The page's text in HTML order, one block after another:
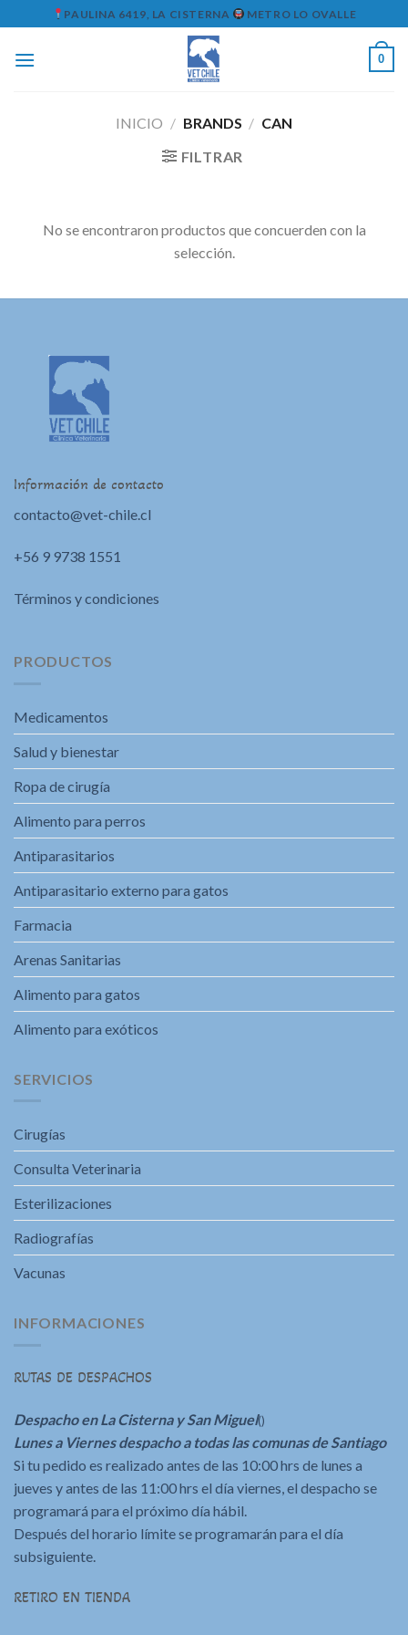
to
content
PAULINA 6419, LA CISTERNA METRO LO OVALLE
0
INICIO / BRANDS / CAN
FILTRAR
No se encontraron productos que concuerden con la
selección.
Información de contacto
contacto@vet-chile.cl
+56 9 9738 1551
Términos y condiciones
PRODUCTOS
Medicamentos
Salud y bienestar
Ropa de cirugía
Alimento para perros
Antiparasitarios
Antiparasitario externo para gatos
Farmacia
Arenas Sanitarias
Alimento para gatos
Alimento para exóticos
SERVICIOS
Cirugías
Consulta Veterinaria
Esterilizaciones
Radiografías
Vacunas
INFORMACIONES
RUTAS DE DESPACHOS
Despacho en La Cisterna y San Miguel()
Lunes a Viernes despacho a todas las comunas de Santiago
Si tu pedido es realizado antes de las 10:00 hrs de lunes a
jueves y antes de las 11:00 hrs el día viernes, el despacho se
programará para el próximo día hábil.
Después del horario límite se programarán para el día
subsiguiente.
RETIRO EN TIENDA